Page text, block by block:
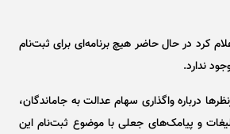
کرد در حال حاضر هیچ برنامه‌ای برای ثبت‌نام
ندارد.
درباره واگذاری سهام عدالت به جاماندگان،
و پیامک‌های جعلی با موضوع ثبت‌نام این